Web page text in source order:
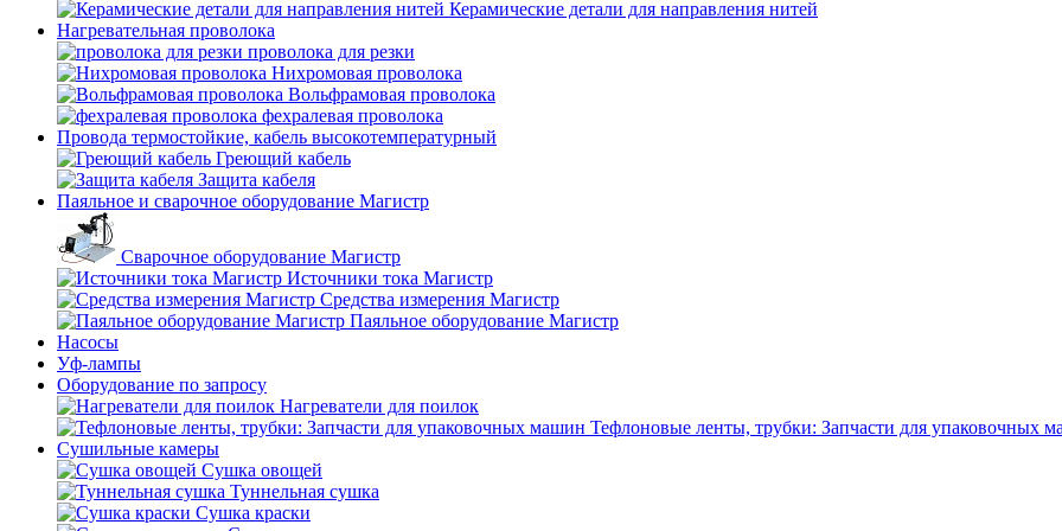
Керамические детали для направления нитей
Нагревательная проволока
проволока для резки
Нихромовая проволока
Вольфрамовая проволока
фехралевая проволока
Провода термостойкие, кабель высокотемпературный
Греющий кабель
Защита кабеля
Паяльное и сварочное оборудование Магистр
Сварочное оборудование Магистр
Источники тока Магистр
Средства измерения Магистр
Паяльное оборудование Магистр
Насосы
Уф-лампы
Оборудование по запросу
Нагреватели для поилок
Тефлоновые ленты, трубки: Запчасти для упаковочных
Сушильные камеры
Сушка овощей
Туннельная сушка
Сушка краски